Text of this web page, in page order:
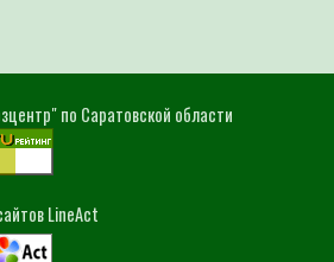
по Саратовской области
LineAct